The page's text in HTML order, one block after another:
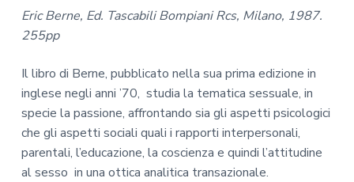
Eric Berne, Ed. Tascabili Bompiani Rcs, Milano, 1987.
255pp
Il libro di Berne, pubblicato nella sua prima edizione in
inglese negli anni ’70, studia la tematica sessuale, in
specie la passione, affrontando sia gli aspetti psicologici
che gli aspetti sociali quali i rapporti interpersonali,
parentali, l’educazione, la coscienza e quindi l’attitudine
al sesso in una ottica analitica transazionale.